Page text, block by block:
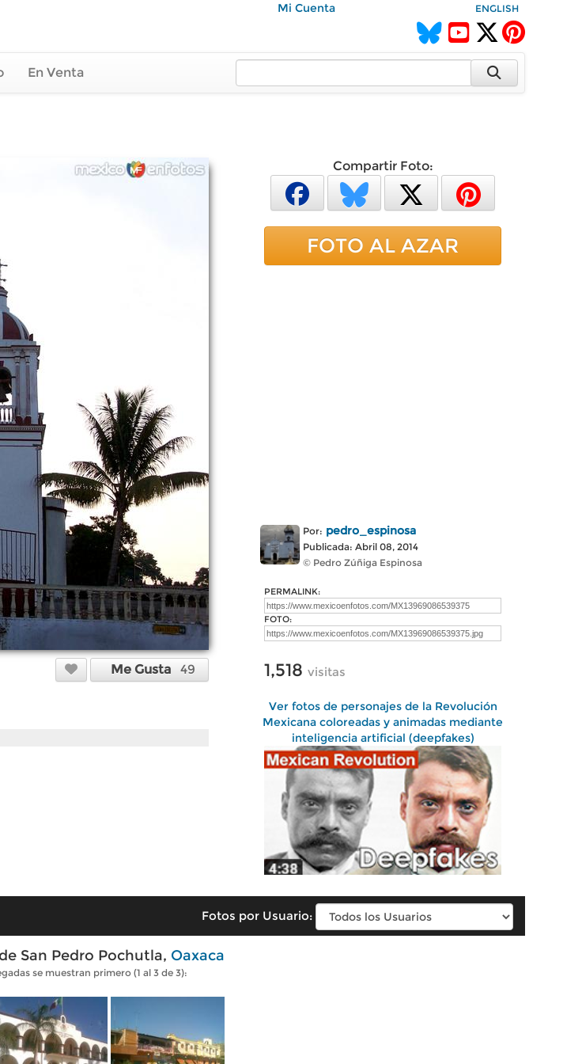
Mi Cuenta ENGLISH
En Venta
Me Gusta 49
Compartir Foto:
FOTO AL AZAR
Por: pedro_espinosa
Publicada: Abril 08, 2014
© Pedro Zúñiga Espinosa
PERMALINK:
FOTO:
1,518 visitas
Ver fotos de personajes de la Revolución
Mexicana coloreadas y animadas mediante
inteligencia artificial (deepfakes)
Fotos por Usuario:
San Pedro Pochutla, Oaxaca
se muestran primero (1 al 3 de 3):